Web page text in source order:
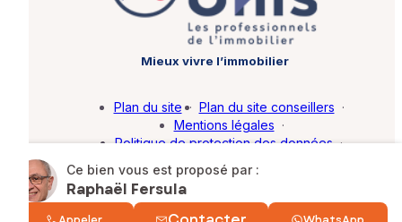
Ce bien vous est proposé par :
Raphaël Fersula
Mieux vivre l’immobilier
© SAFTI 2026. Tous droits réservés.
Plan du site · Plan du site conseillers ·
Mentions légales ·
Politique de protection des données ·